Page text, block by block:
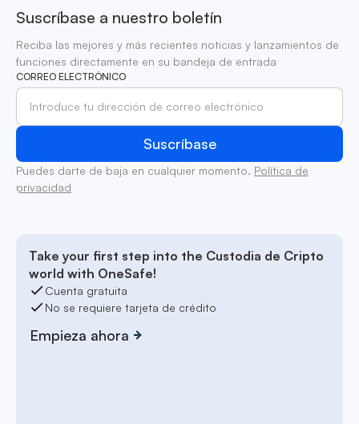
Suscríbase a nuestro boletín
Reciba las mejores y más recientes noticias y lanzamientos de
funciones directamente en su bandeja de entrada
CORREO ELECTRÓNICO
Puedes darte de baja en cualquier momento. Política de
privacidad
Take your first step into the Custodia de Cripto
world with OneSafe!
Cuenta gratuita
No se requiere tarjeta de crédito
Empieza ahora